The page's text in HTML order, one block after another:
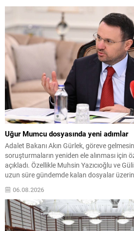
Behçet Oktay’ın...
Uğur Mumcu dosyasında yeni adımlar
Adalet Bakanı Akın Gürlek, göreve
soruşturmaların yeniden ele alınması için
açıkladı. Özellikle Muhsin Yazıcıoğlu ve
uzun süre gündemde kalan dosyalar
düzenlenen bombalı saldırıda hayatını
06.08.2026